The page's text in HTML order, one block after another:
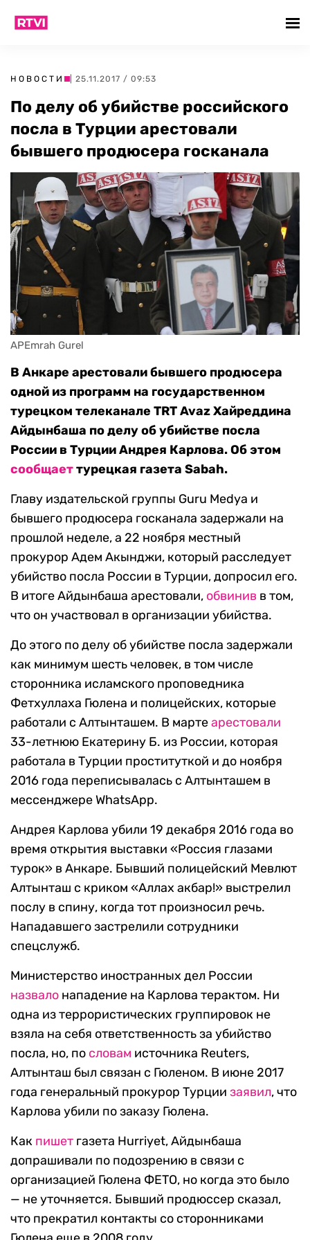
НОВОСТИ | 25.11.2017 / 09:53
По делу об убийстве российского
посла в Турции арестовали
бывшего продюсера госканала
APEmrah Gurel
В Анкаре арестовали бывшего продюсера
одной из программ на государственном
турецком телеканале TRT Avaz Хайреддина
Айдынбаша по делу об убийстве посла
России в Турции Андрея Карлова. Об этом
сообщаеттурецкая газета Sabah.
Главу издательской группы Guru Medya и
бывшего продюсера госканала задержали на
прошлой неделе, а 22 ноября местный
прокурор Адем Акынджи, который расследует
убийство посла России в Турции, допросил его.
В итоге Айдынбаша арестовали, обвинив в том,
что он участвовал в организации убийства.
До этого по делу об убийстве посла задержали
как минимум шесть человек, в том числе
сторонника исламского проповедника
Фетхуллаха Гюлена и полицейских, которые
работали с Алтынташем. В мартеарестовали
33-летнюю Екатерину Б. из России, которая
работала в Турции проституткой и до ноября
2016 года переписывалась с Алтынташем в
мессенджере WhatsApp.​
Андрея Карлова убили 19 декабря 2016 года во
время открытия выставки «Россия глазами
турок» в Анкаре. Бывший полицейский Мевлют
Алтынташ с криком «Аллах акбар!» выстрелил
послу в спину, когда тот произносил речь.
Нападавшего застрелили сотрудники
спецслужб.
Министерство иностранных дел России
назвало нападение на Карлова терактом. Ни
одна из террористических группировок не
взяла на себя ответственность за убийство
посла, но, по словам источника Reuters,
Алтынташ был связан с Гюленом. В июне 2017
года генеральный прокурор Турции заявил, что
Карлова убили по заказу Гюлена.
Как пишет газета Hurriyet, Айдынбаша
допрашивали по подозрению в связи с
организацией Гюлена ФЕТО, но когда это было
— не уточняется. Бывший продюссер сказал,
что прекратил контакты со сторонниками